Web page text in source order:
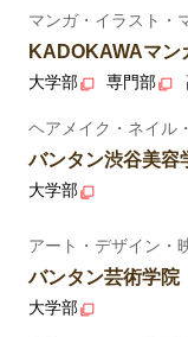
マンガ・イラスト・
KADOKAWAマン
大学部 専門部
ヘアメイク・ネイル
バンタン渋谷美容
大学部
アート・デザイン・
バンタン芸術学院
大学部